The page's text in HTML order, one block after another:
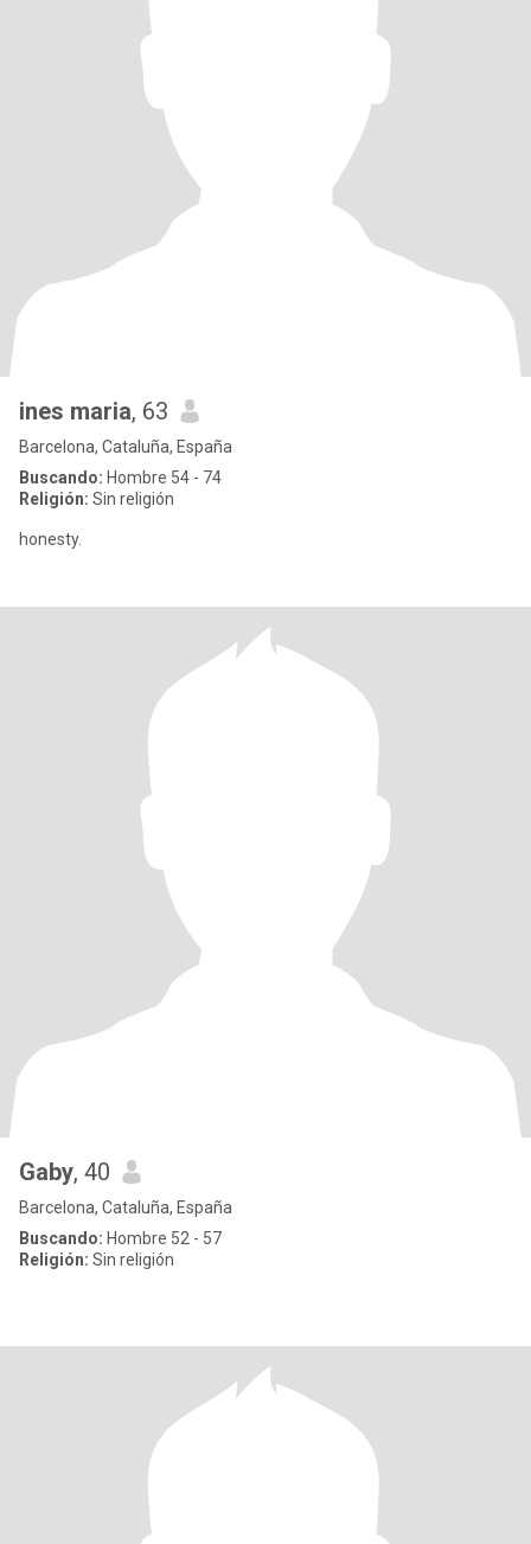
ines maria, 63
Barcelona, Cataluña, España
Buscando: Hombre 54 - 74
Religión: Sin religión
honesty.
Gaby, 40
Barcelona, Cataluña, España
Buscando: Hombre 52 - 57
Religión: Sin religión